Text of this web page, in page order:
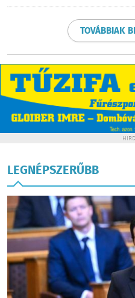
TOVÁBBIAK
LEGNÉPSZERŰBB